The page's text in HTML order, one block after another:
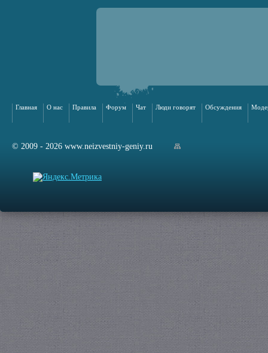
Главная О нас Правила Форум Чат Люди говорят Обсуждения
© 2009 - 2026 www.neizvestniy-geniy.ru
сайта